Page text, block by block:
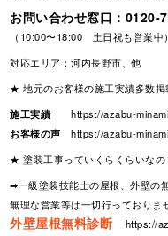
お問い合わせ窓口： 0120-
（10:00〜18:00 土日祝も営業中）
対応エリア：河内長野市、他
★ 地元のお客様の施工実績多数掲
施工実績
https://azabu-
お客様の声
https://azabu-
★ 塗装工事っていくらくらいなの
➡一級塗装技能士の屋根、外壁の
無理な営業等は一切行っておりま
外壁屋根無料診断 https://